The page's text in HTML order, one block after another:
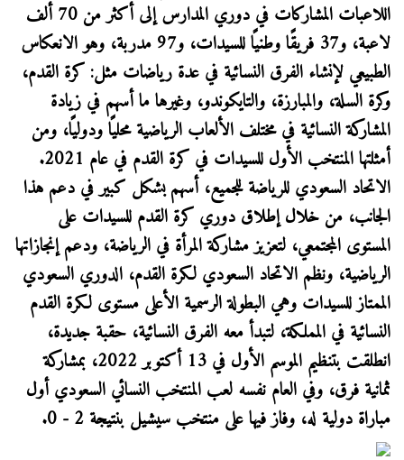
اللاعبات المشاركات في دوري المدارس إلى أكثر من 70 ألف
لاعبة، و37 فريقًا وطنيًا للسيدات، و97 مدربة، وهو الانعكاس
الطبيعي لإنشاء الفرق النسائية في عدة رياضات مثل: كرة القدم،
وكرة السلة، والمبارزة، والتايكوندو، وغيرها ما أسهم في زيادة
المشاركة النسائية في مختلف الألعاب الرياضية محليًا ودوليًا، ومن
أمثلتها المنتخب الأول للسيدات في كرة القدم في عام 2021.
الاتحاد السعودي للرياضة للجميع، أسهم بشكل كبير في دعم هذا
الجانب، من خلال إطلاق دوري كرة القدم للسيدات على
المستوى المجتمعي، لتعزيز مشاركة المرأة في الرياضة، ودعم إنجازاتها
الرياضية، ونظم الاتحاد السعودي لكرة القدم، الدوري السعودي
الممتاز للسيدات وهي البطولة الرسمية الأعلى مستوى لكرة القدم
النسائية في المملكة، لتبدأ معه الفرق النسائية، حقبة جديدة،
انطلقت بتنظيم الموسم الأول في 13 أكتوبر 2022، بمشاركة
ثمانية فرق، وفي العام نفسه لعب المنتخب النسائي السعودي أول
مباراة دولية له، وفاز فيها على منتخب سيشيل بنتيجة 2 - 0.